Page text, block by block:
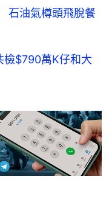
石油氣樽頭飛脫餐
$790萬K仔和大